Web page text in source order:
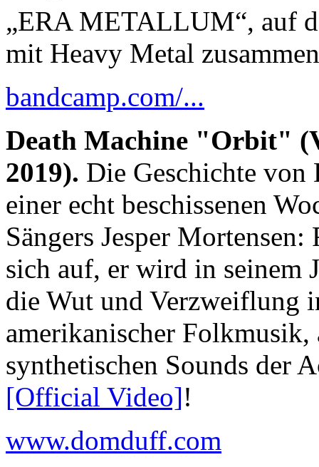
„ERA METALLUM“, auf
mit Heavy Metal
bandcamp.com/...
Death Machine "Orbit"
2019). Die Geschichte
einer echt beschissenen
Sängers Jesper
sich auf, er wird in seinem
die Wut und Verzweiflung
amerikanischer Folkmusik,
synthetischen Sounds der
[Official Video]!
www.domduff.com